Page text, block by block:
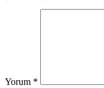
Yorum *